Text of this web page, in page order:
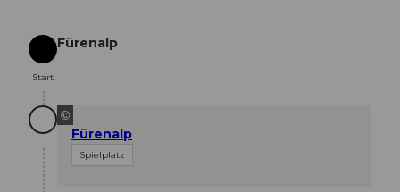
Start
Start
Fürenalp
©
Fürenalp
Spielplatz